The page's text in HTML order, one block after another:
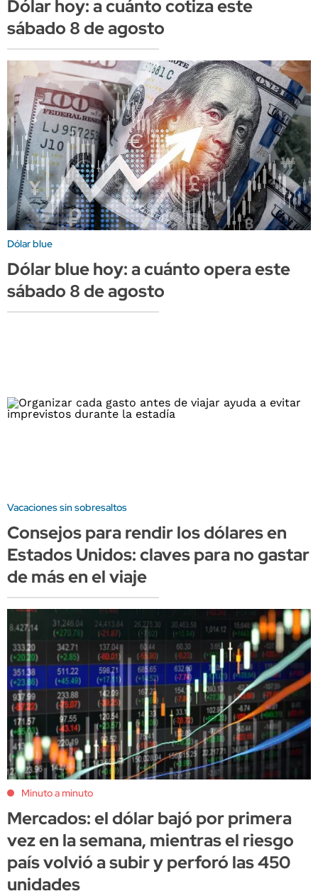
Dólar hoy: a cuánto cotiza este
sábado 8 de agosto
Dólar blue
Dólar blue hoy: a cuánto opera este
sábado 8 de agosto
Vacaciones sin sobresaltos
Consejos para rendir los dólares en
Estados Unidos: claves para no gastar
de más en el viaje
Minuto a minuto
Mercados: el dólar bajó por primera
vez en la semana, mientras el riesgo
país volvió a subir y perforó las 450
unidades